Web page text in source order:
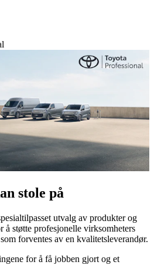
stole på
utvalg av produkter og
å støtte profesjonelle virksomheters
forventes av en kvalitetsleverandør.
for å få jobben gjort og et